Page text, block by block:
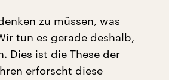
zu müssen, was
tun es gerade deshalb,
Dies ist die These der
erforscht diese